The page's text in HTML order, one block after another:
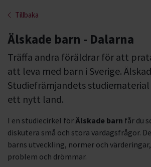
Tillbaka
Älskade barn - Dalarna
Träffa andra föräldrar för att
att leva med barn i Sverige.
Studiefrämjandets
ett nytt land.
I en studiecirkel förÄlskade barn får du
diskutera små och stora vardagsfrågor.
barns utveckling, normer och
problem och drömmar.